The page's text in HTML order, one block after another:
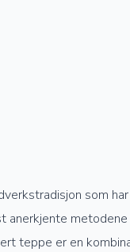
som
anerkjente
teppe er en